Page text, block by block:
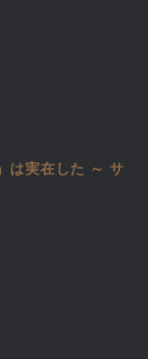
は実在した ～ サ